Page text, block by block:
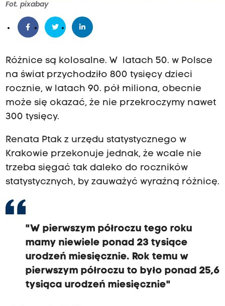
Fot. pixabay
Różnice są kolosalne. W latach 50. w Polsce
na świat przychodziło 800 tysięcy dzieci
rocznie, w latach 90. pół miliona, obecnie
może się okazać, że nie przekroczymy nawet
300 tysięcy.
Renata Ptak z urzędu statystycznego w
Krakowie przekonuje jednak, że wcale nie
trzeba sięgać tak daleko do roczników
statystycznych, by zauważyć wyraźną różnicę.
"W pierwszym półroczu tego roku
mamy niewiele ponad 23 tysiące
urodzeń miesięcznie. Rok temu w
pierwszym półroczu to było ponad 25,6
tysiąca urodzeń miesięcznie"